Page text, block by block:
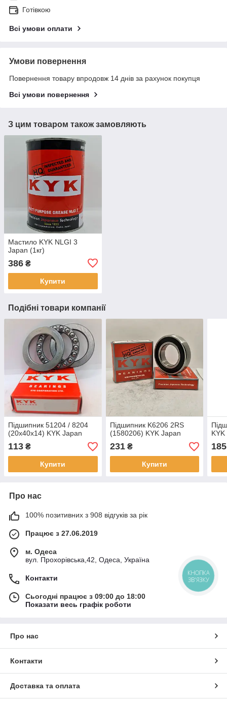
Готівкою
Всі умови оплати
Умови повернення
Повернення товару впродовж 14 днів за рахунок покупця
Всі умови повернення
З цим товаром також замовляють
Мастило KYK NLGI 3
Japan (1кг)
386 ₴
Купити
Подібні товари компанії
Підшипник 51204 / 8204
(20x40x14) KYK Japan
113 ₴
Купити
Підшипник K6206 2RS
(1580206) KYK Japan
231₴
Купити
185
Про нас
100% позитивних з 908 відгуків за рік
Працює з 27.06.2019
м. Одеса
вул. Прохорівська,42, Одеса, Україна
Контакти
Сьогодні працює з 09:00 до 18:00
Показати весь графік роботи
Про нас
Контакти
Доставка та оплата
КНОПКА
ЗВ'ЯЗКУ